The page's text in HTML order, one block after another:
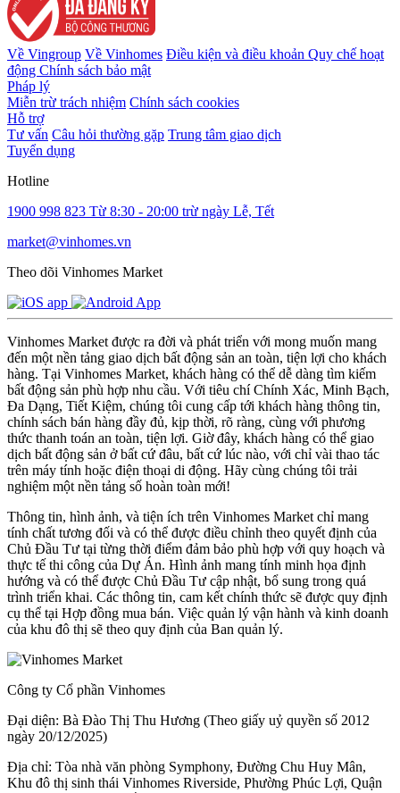
Về Vingroup Về Vinhomes Điều kiện và điều khoản Quy chế hoạt
động Chính sách bảo mật
Pháp lý
Miễn trừ trách nhiệm Chính sách cookies
Hỗ trợ
Tư vấn Câu hỏi thường gặp Trung tâm giao dịch
Tuyển dụng
Hotline
1900 998 823 Từ 8:30 - 20:00 trừ ngày Lễ, Tết
market@vinhomes.vn
Theo dõi Vinhomes Market
Vinhomes Market được ra đời và phát triển với mong muốn mang
đến một nền tảng giao dịch bất động sản an toàn, tiện lợi cho khách
hàng. Tại Vinhomes Market, khách hàng có thể dễ dàng tìm kiếm
bất động sản phù hợp nhu cầu. Với tiêu chí Chính Xác, Minh Bạch,
Đa Dạng, Tiết Kiệm, chúng tôi cung cấp tới khách hàng thông tin,
chính sách bán hàng đầy đủ, kịp thời, rõ ràng, cùng với phương
thức thanh toán an toàn, tiện lợi. Giờ đây, khách hàng có thể giao
dịch bất động sản ở bất cứ đâu, bất cứ lúc nào, với chỉ vài thao tác
trên máy tính hoặc điện thoại di động. Hãy cùng chúng tôi trải
nghiệm một nền tảng số hoàn toàn mới!
Thông tin, hình ảnh, và tiện ích trên Vinhomes Market chỉ mang
tính chất tương đối và có thể được điều chỉnh theo quyết định của
Chủ Đầu Tư tại từng thời điểm đảm bảo phù hợp với quy hoạch và
thực tế thi công của Dự Án. Hình ảnh mang tính minh họa định
hướng và có thể được Chủ Đầu Tư cập nhật, bổ sung trong quá
trình triển khai. Các thông tin, cam kết chính thức sẽ được quy định
cụ thể tại Hợp đồng mua bán. Việc quản lý vận hành và kinh doanh
của khu đô thị sẽ theo quy định của Ban quản lý.
Công ty Cổ phần Vinhomes
Đại diện: Bà Đào Thị Thu Hương (Theo giấy uỷ quyền số 2012
ngày 20/12/2025)
Địa chỉ: Tòa nhà văn phòng Symphony, Đường Chu Huy Mân,
Khu đô thị sinh thái Vinhomes Riverside, Phường Phúc Lợi, Quận